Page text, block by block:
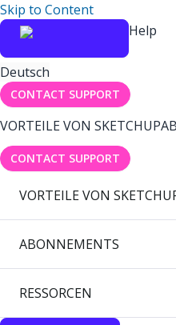
Skip to Content
Help
Deutsch
CONTACT SUPPORT
VORTEILE VON SKETCHUP
CONTACT SUPPORT
VORTEILE VON
ABONNEMENTS
RESSORCEN